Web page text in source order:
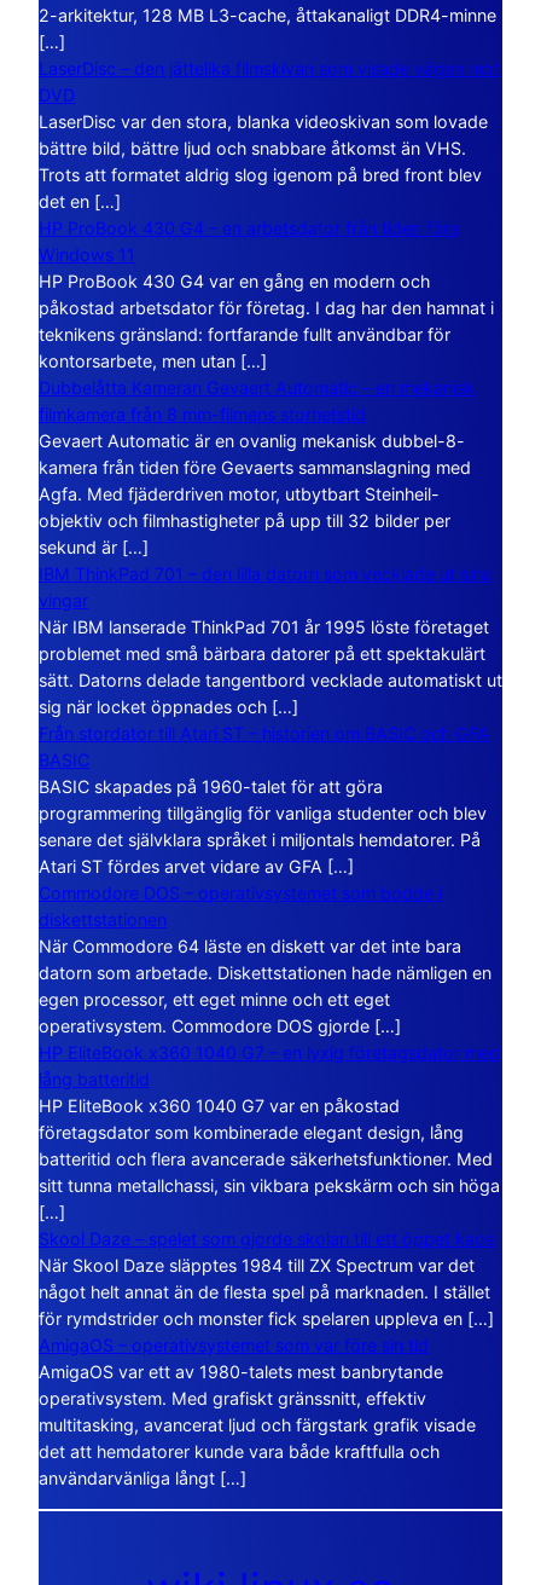
2-arkitektur, 128 MB L3-cache, åttakanaligt DDR4-minne
[…]
LaserDisc – den jättelika filmskivan som visade vägen mot
DVD
LaserDisc var den stora, blanka videoskivan som lovade
bättre bild, bättre ljud och snabbare åtkomst än VHS.
Trots att formatet aldrig slog igenom på bred front blev
det en […]
HP ProBook 430 G4 – en arbetsdator från tiden före
Windows 11
HP ProBook 430 G4 var en gång en modern och
påkostad arbetsdator för företag. I dag har den hamnat i
teknikens gränsland: fortfarande fullt användbar för
kontorsarbete, men utan […]
Dubbelåtta Kameran Gevaert Automatic – en mekanisk
filmkamera från 8 mm-filmens storhetstid
Gevaert Automatic är en ovanlig mekanisk dubbel-8-
kamera från tiden före Gevaerts sammanslagning med
Agfa. Med fjäderdriven motor, utbytbart Steinheil-
objektiv och filmhastigheter på upp till 32 bilder per
sekund är […]
IBM ThinkPad 701 – den lilla datorn som vecklade ut sina
vingar
När IBM lanserade ThinkPad 701 år 1995 löste företaget
problemet med små bärbara datorer på ett spektakulärt
sätt. Datorns delade tangentbord vecklade automatiskt ut
sig när locket öppnades och […]
Från stordator till Atari ST – historien om BASIC och GFA
BASIC
BASIC skapades på 1960-talet för att göra
programmering tillgänglig för vanliga studenter och blev
senare det självklara språket i miljontals hemdatorer. På
Atari ST fördes arvet vidare av GFA […]
Commodore DOS – operativsystemet som bodde i
diskettstationen
När Commodore 64 läste en diskett var det inte bara
datorn som arbetade. Diskettstationen hade nämligen en
egen processor, ett eget minne och ett eget
operativsystem. Commodore DOS gjorde […]
HP EliteBook x360 1040 G7 – en lyxig företagsdator med
lång batteritid
HP EliteBook x360 1040 G7 var en påkostad
företagsdator som kombinerade elegant design, lång
batteritid och flera avancerade säkerhetsfunktioner. Med
sitt tunna metallchassi, sin vikbara pekskärm och sin höga
[…]
Skool Daze – spelet som gjorde skolan till ett öppet kaos
När Skool Daze släpptes 1984 till ZX Spectrum var det
något helt annat än de flesta spel på marknaden. I stället
för rymdstrider och monster fick spelaren uppleva en […]
AmigaOS – operativsystemet som var före sin tid
AmigaOS var ett av 1980-talets mest banbrytande
operativsystem. Med grafiskt gränssnitt, effektiv
multitasking, avancerat ljud och färgstark grafik visade
det att hemdatorer kunde vara både kraftfulla och
användarvänliga långt […]